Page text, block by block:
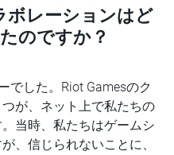
レーションはど
のですか？
でした。Riot Gamesのク
が、ネット上で私たちの
当時、私たちはゲームシ
、信じられないことに、